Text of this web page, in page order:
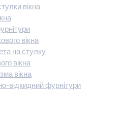
вікна
вікна
на стулку
вікна
вікна
відкидний фурнітури